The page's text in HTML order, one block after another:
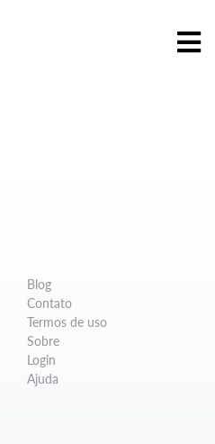
Blog
Contato
Termos de uso
Sobre
Login
Ajuda